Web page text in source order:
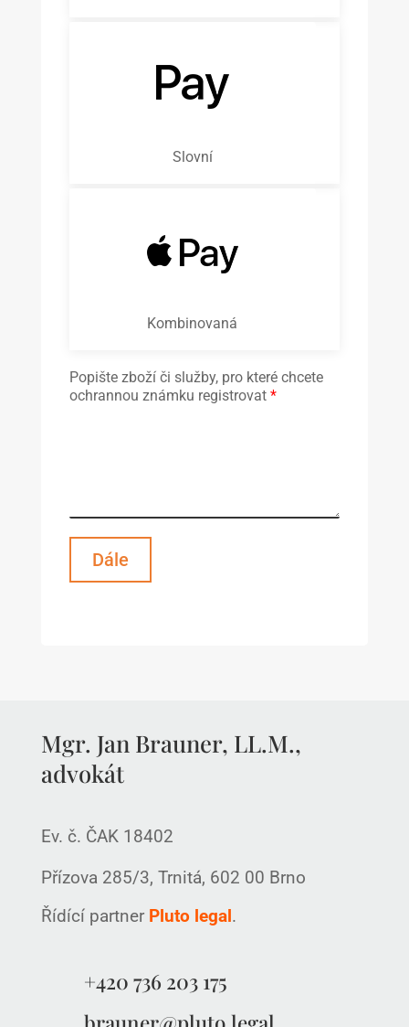
Slovní
Kombinovaná
Popište zboží či služby, pro které chcete
ochrannou známku registrovat *
Dále
Mgr. Jan Brauner, LL.M.,
advokát
Ev. č. ČAK 18402
Přízova 285/3, Trnitá, 602 00 Brno
Řídící partner Pluto legal.
+420 736 203 175